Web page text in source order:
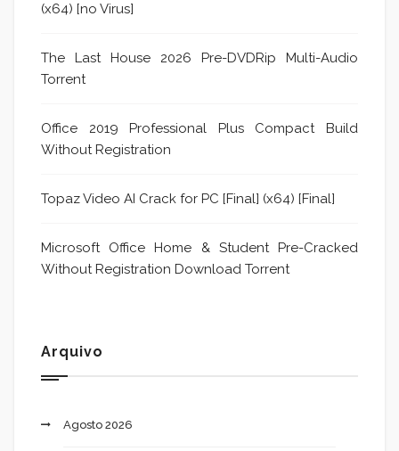
(x64) [no Virus]
The Last House 2026 Pre-DVDRip Multi-Audio
Torrent
Office 2019 Professional Plus Compact Build
Without Registration
Topaz Video AI Crack for PC [Final] (x64) [Final]
Microsoft Office Home & Student Pre-Cracked
Without Registration Dоwnlоad Torrent
Arquivo
Agosto 2026